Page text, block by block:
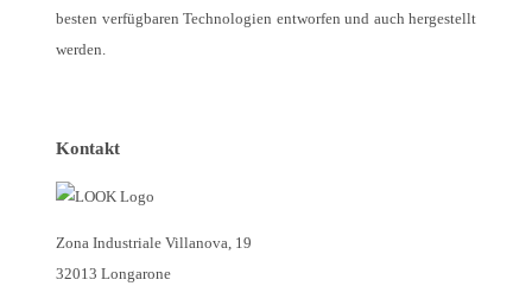
besten verfügbaren Technologien entworfen und auch hergestellt
werden.
Kontakt
Zona Industriale Villanova, 19
32013 Longarone